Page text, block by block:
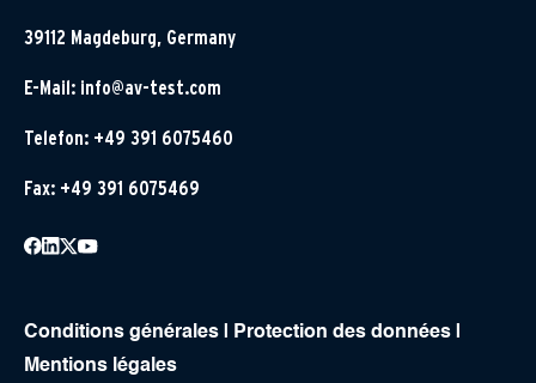
39112 Magdeburg, Germany
E-Mail: info@av-test.com
Telefon: +49 391 6075460
Fax: +49 391 6075469
Conditions générales Protection des données
Mentions légales